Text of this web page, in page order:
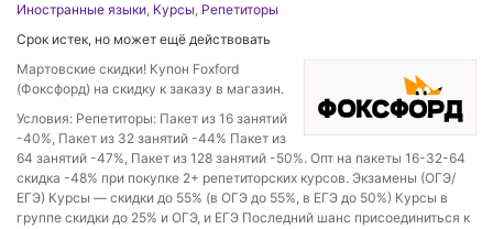
Иностранные языки, Курсы, Репетиторы
Срок истек, но может ещё действовать
Мартовские скидки! Купон Foxford
(Фоксфорд) на скидку к заказу в магазин.
Условия: Репетиторы: Пакет из 16 занятий
-40%, Пакет из 32 занятий -44% Пакет из
64 занятий -47%, Пакет из 128 занятий -50%. Опт на пакеты 16-32-64
скидка -48% при покупке 2+ репетиторских курсов. Экзамены (ОГЭ/
ЕГЭ) Курсы — скидки до 55% (в ОГЭ до 55%, в ЕГЭ до 50%) Курсы в
группе скидки до 25% и ОГЭ, и ЕГЭ Последний шанс присоединиться к